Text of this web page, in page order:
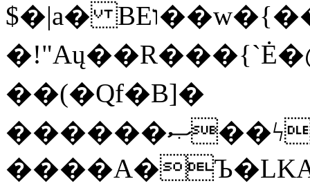
$�|a� BEו��w�{���;���q�X��d%�������W� hU�(�1�Ū}9�S�F<��i�L3�;�
��(�Qf�B]�
������ޞ��ϟak��r��_39$�8�p���7�2�yIZ�R��x��/